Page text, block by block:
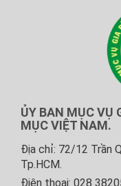
ỦY BAN MỤC VỤ
MỤC VIỆT NAM.
Địa chỉ: 72/12 Trần
Tp.HCM.
Điện thoại: 028